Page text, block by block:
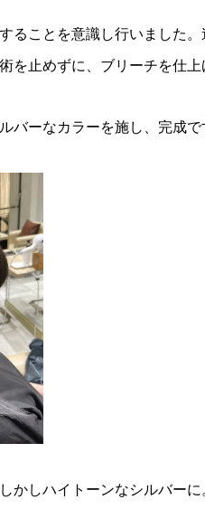
ることを意識し行いました
を止めずに、ブリーチを仕上
バーなカラーを施し、完成で
かしハイトーンなシルバーに